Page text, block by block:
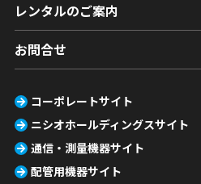
レンタルのご案内
お問合せ
コーポレートサイト
ニシオホールディングスサイト
通信・測量機器サイト
配管用機器サイト